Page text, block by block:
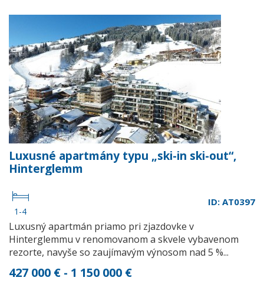
Luxusné apartmány typu „ski-in ski-out“,
Hinterglemm
1-4
ID: AT0397
Luxusný apartmán priamo pri zjazdovke v
Hinterglemmu v renomovanom a skvele vybavenom
rezorte, navyše so zaujímavým výnosom nad 5 %...
427 000 € - 1 150 000 €